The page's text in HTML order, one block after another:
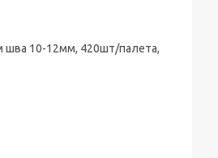
шва 10-12мм, 420шт/палета,